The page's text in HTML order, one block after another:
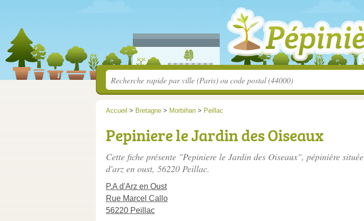
Accueil > Bretagne > Morbihan > Peillac
Pepiniere le Jardin des Oiseaux
Cette fiche présente "Pepiniere le Jardin des Oiseaux", pépinière située
d'arz en oust, 56220 Peillac.
P.A d'Arz en Oust
Rue Marcel Callo
56220 Peillac